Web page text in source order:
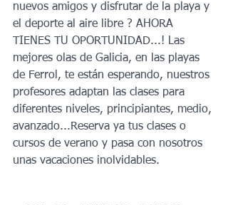
nuevos amigos y disfrutar de la playa y
el deporte al aire libre ? AHORA
TIENES TU OPORTUNIDAD...! Las
mejores olas de Galicia, en las playas
de Ferrol, te están esperando, nuestros
profesores adaptan las clases para
diferentes niveles, principiantes, medio,
avanzado...Reserva ya tus clases o
cursos de verano y pasa con nosotros
unas vacaciones inolvidables.